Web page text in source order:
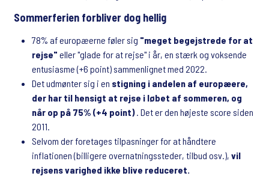
Sommerferien forbliver dog hellig
78% af europæerne føler sig "meget begejstrede for at
rejse" eller "glade for at rejse" i år, en stærk og voksende
entusiasme (+6 point) sammenlignet med 2022.
Det udmønter sig i en stigning i andelen af europæere,
der har til hensigt at rejse i løbet af sommeren, og
når op på 75% (+4 point). Det er den højeste score siden
2011.
Selvom der foretages tilpasninger for at håndtere
inflationen (billigere overnatningssteder, tilbud osv.), vil
rejsens varighed ikke blive reduceret.